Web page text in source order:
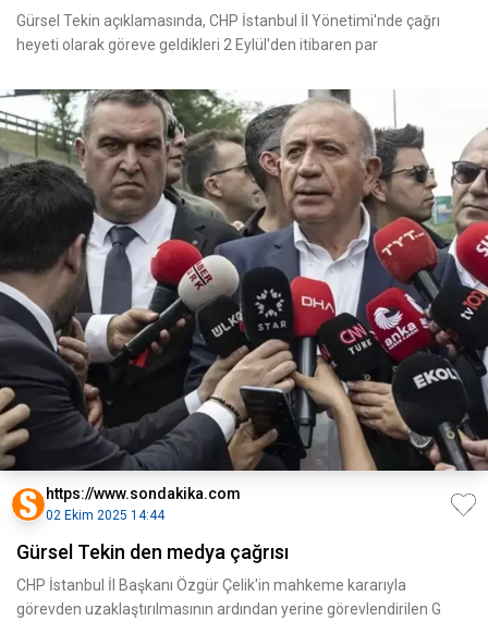
Gürsel Tekin açıklamasında, CHP İstanbul İl Yönetimi'nde çağrı
heyeti olarak göreve geldikleri 2 Eylül'den itibaren par
https://www.sondakika.com
02 Ekim 2025 14:44
Gürsel Tekin den medya çağrısı
CHP İstanbul İl Başkanı Özgür Çelik'in mahkeme kararıyla
görevden uzaklaştırılmasının ardından yerine görevlendirilen G